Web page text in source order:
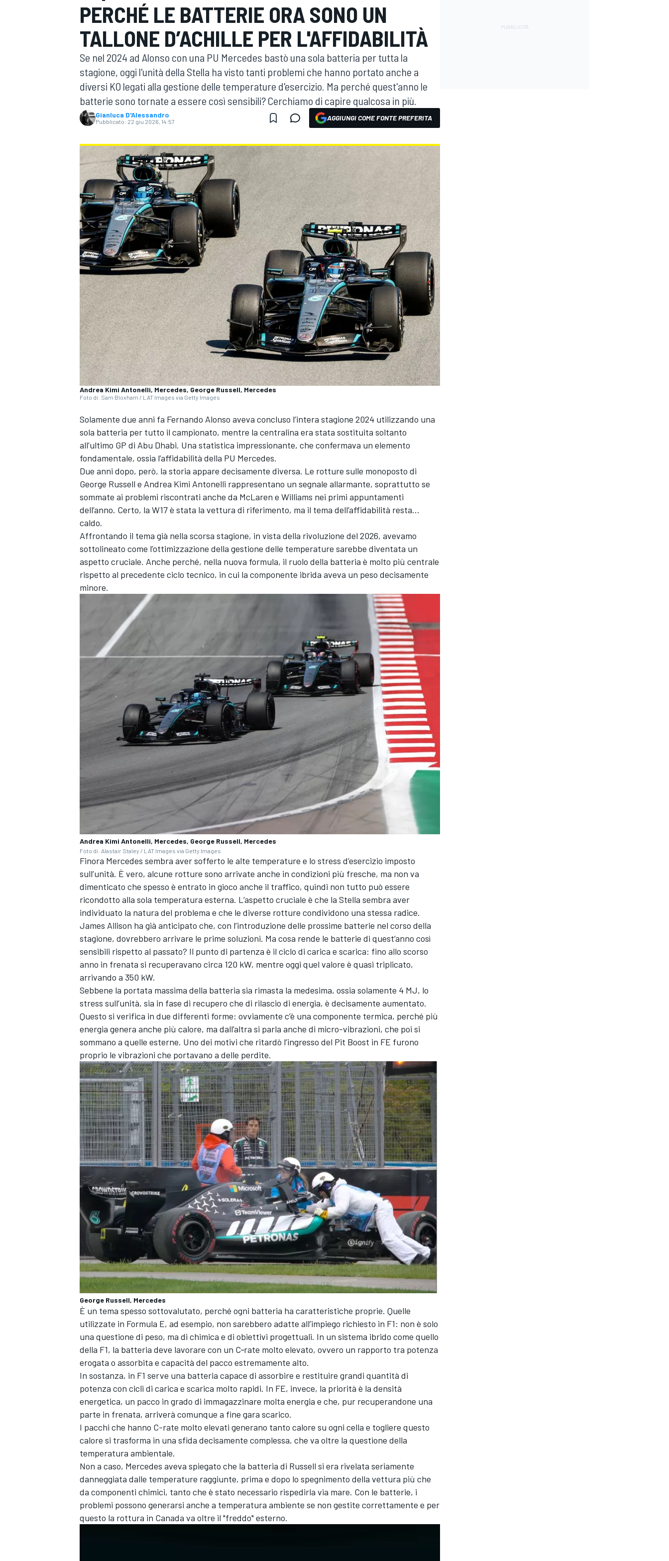
MOTOGP WEC
WRC
MONOPOSTO
ENDURANCE/GT
MONOMARCA
RALLY
PERCHÉ LE BATTERIE ORA SONO UN
TALLONE D’ACHILLE PER L'AFFIDABILITÀ
Se nel 2024 ad Alonso con una PU Mercedes bastò una sola batteria per tutta la
stagione, oggi l'unità della Stella ha visto tanti problemi che hanno portato anche a
diversi KO legati alla gestione delle temperature d'esercizio. Ma perché quest'anno le
batterie sono tornate a essere così sensibili? Cerchiamo di capire qualcosa in più.
Gianluca D'Alessandro
Pubblicato: 22 giu 2026, 14:57 AGGIUNGI COME FONTE PREFERITA
Andrea Kimi Antonelli, Mercedes, George Russell, Mercedes
Foto di: Sam Bloxham / LAT Images via Getty Images
Solamente due anni fa Fernando Alonso aveva concluso l’intera stagione 2024 utilizzando una
sola batteria per tutto il campionato, mentre la centralina era stata sostituita soltanto
all’ultimo GP di Abu Dhabi. Una statistica impressionante, che confermava un elemento
fondamentale, ossia l’affidabilità della PU Mercedes.
Due anni dopo, però, la storia appare decisamente diversa. Le rotture sulle monoposto di
George Russell e Andrea Kimi Antonelli rappresentano un segnale allarmante, soprattutto se
sommate ai problemi riscontrati anche da McLaren e Williams nei primi appuntamenti
dell’anno. Certo, la W17 è stata la vettura di riferimento, ma il tema dell’affidabilità resta…
caldo.
Affrontando il tema già nella scorsa stagione, in vista della rivoluzione del 2026, avevamo
sottolineato come l’ottimizzazione della gestione delle temperature sarebbe diventata un
aspetto cruciale. Anche perché, nella nuova formula, il ruolo della batteria è molto più centrale
rispetto al precedente ciclo tecnico, in cui la componente ibrida aveva un peso decisamente
minore.
Andrea Kimi Antonelli, Mercedes, George Russell, Mercedes
Foto di: Alastair Staley / LAT Images via Getty Images
Finora Mercedes sembra aver sofferto le alte temperature e lo stress d’esercizio imposto
sull’unità. È vero, alcune rotture sono arrivate anche in condizioni più fresche, ma non va
dimenticato che spesso è entrato in gioco anche il traffico, quindi non tutto può essere
ricondotto alla sola temperatura esterna. L’aspetto cruciale è che la Stella sembra aver
individuato la natura del problema e che le diverse rotture condividono una stessa radice.
James Allison ha già anticipato che, con l’introduzione delle prossime batterie nel corso della
stagione, dovrebbero arrivare le prime soluzioni. Ma cosa rende le batterie di quest’anno così
sensibili rispetto al passato? Il punto di partenza è il ciclo di carica e scarica: fino allo scorso
anno in frenata si recuperavano circa 120 kW, mentre oggi quel valore è quasi triplicato,
arrivando a 350 kW.
Sebbene la portata massima della batteria sia rimasta la medesima, ossia solamente 4 MJ, lo
stress sull’unità, sia in fase di recupero che di rilascio di energia, è decisamente aumentato.
Questo si verifica in due differenti forme: ovviamente c’è una componente termica, perché più
energia genera anche più calore, ma dall’altra si parla anche di micro-vibrazioni, che poi si
sommano a quelle esterne. Uno dei motivi che ritardò l’ingresso del Pit Boost in FE furono
proprio le vibrazioni che portavano a delle perdite.
George Russell, Mercedes
È un tema spesso sottovalutato, perché ogni batteria ha caratteristiche proprie. Quelle
utilizzate in Formula E, ad esempio, non sarebbero adatte all’impiego richiesto in F1: non è solo
una questione di peso, ma di chimica e di obiettivi progettuali. In un sistema ibrido come quello
della F1, la batteria deve lavorare con un C‑rate molto elevato, ovvero un rapporto tra potenza
erogata o assorbita e capacità del pacco estremamente alto.
In sostanza, in F1 serve una batteria capace di assorbire e restituire grandi quantità di
potenza con cicli di carica e scarica molto rapidi. In FE, invece, la priorità è la densità
energetica, un pacco in grado di immagazzinare molta energia e che, pur recuperandone una
parte in frenata, arriverà comunque a fine gara scarico.
I pacchi che hanno C-rate molto elevati generano tanto calore su ogni cella e togliere questo
calore si trasforma in una sfida decisamente complessa, che va oltre la questione della
temperatura ambientale.
Non a caso, Mercedes aveva spiegato che la batteria di Russell si era rivelata seriamente
danneggiata dalle temperature raggiunte, prima e dopo lo spegnimento della vettura più che
da componenti chimici, tanto che è stato necessario rispedirla via mare. Con le batterie, i
problemi possono generarsi anche a temperatura ambiente se non gestite correttamente e per
questo la rottura in Canada va oltre il "freddo" esterno.